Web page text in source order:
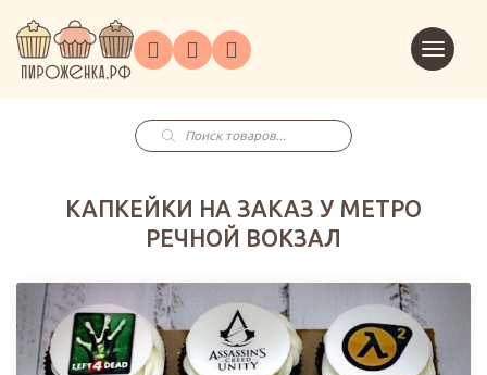
ГлавнаяКаталог
на
заказ
Праздники
Корпоративным
клиентам
в
корзину
Поиск
товаров
КАПКЕЙКИ НА ЗАКАЗ У МЕТРО
РЕЧНОЙ ВОКЗАЛ